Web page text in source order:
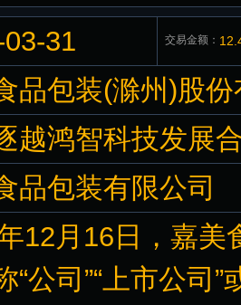
31 交易金额：
品包装(滁州)股
越鸿智科技发展
品包装有限公司
12月16日，嘉美
“公司”“上市公司